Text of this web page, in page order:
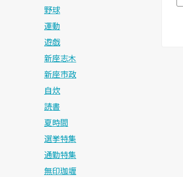
野球
運動
遊戯
新座志木
新座市政
自炊
読書
夏時間
選挙特集
通勤特集
無印珈竰